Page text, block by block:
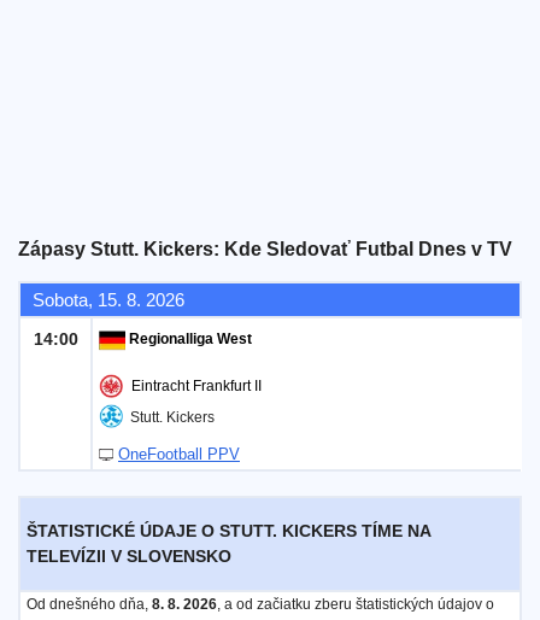
Zápasy Stutt. Kickers: Kde Sledovať Futbal Dnes v TV
Sobota, 15. 8. 2026
14:00 Regionalliga West
Eintracht Frankfurt II
Stutt. Kickers
OneFootball PPV
ŠTATISTICKÉ ÚDAJE O STUTT. KICKERS TÍME NA
TELEVÍZII V SLOVENSKO
Od dnešného dňa, 8. 8. 2026, a od začiatku zberu štatistických údajov o